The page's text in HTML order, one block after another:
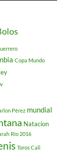
Copa Mundo
Pérez mundial
Natacion
Río 2016
Toros Cali